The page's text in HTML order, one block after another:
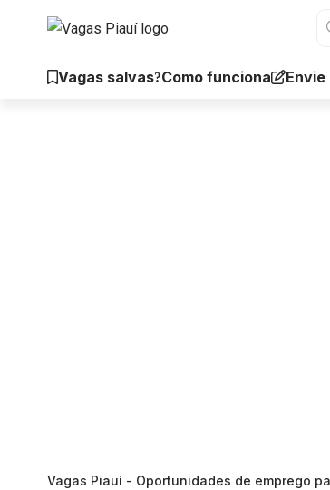
Vagas salvas Como funciona Envie
Vagas Piauí - Oportunidades de emprego